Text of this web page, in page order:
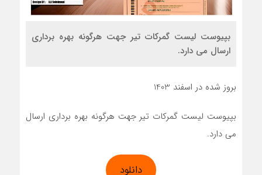
بپیوست لیست گمرکات تیر جهت هرگونه بهره برداری
ارسال می دارد.
بروز شده در اسفند 1403
بپیوست لیست گمرکات تیر جهت هرگونه بهره برداری ارسال
می دارد.
دانلود